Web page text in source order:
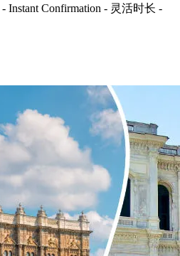
- Instant Confirmation - 灵活时长 -